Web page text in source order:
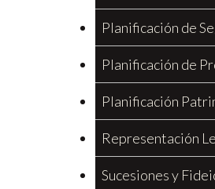
Planificación de
Planificación de
Planificación
Representación
Sucesiones y